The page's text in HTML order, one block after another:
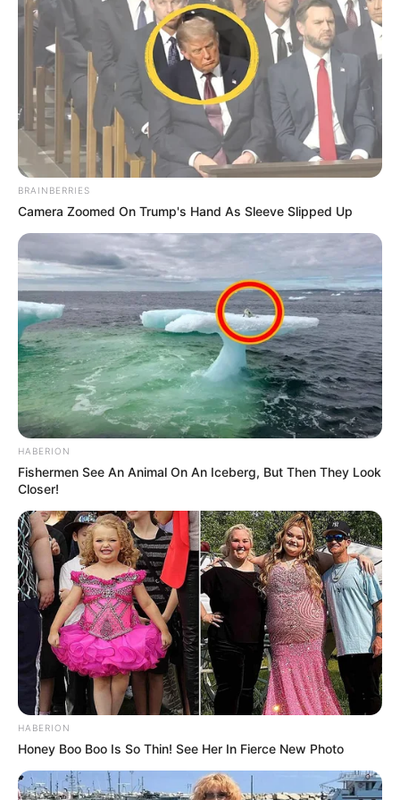
ГАРЯЧI ПОДІЇ
У Ясінянській громаді відкрили
черговий простір
психологічної підтримки (фото)
06.08.2026
info@groza-news.info
КАТЕГОРІЇ
Без рубрики
Нам пишуть
Партнерські матеріали
Події
Політика
Спорт
Схеми
BRAINBERRIES
Camera Zoomed On Trump's Hand As Sleeve Slipped Up
HABERION
Fishermen See An Animal On An Iceberg, But Then They Look
Closer!
HABERION
Honey Boo Boo Is So Thin! See Her In Fierce New Photo